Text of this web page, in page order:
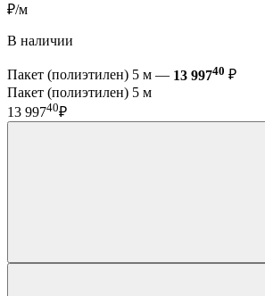
₽/м
В наличии
Пакет (полиэтилен) 5 м — 13 99740 ₽
Пакет (полиэтилен) 5 м
13 99740₽